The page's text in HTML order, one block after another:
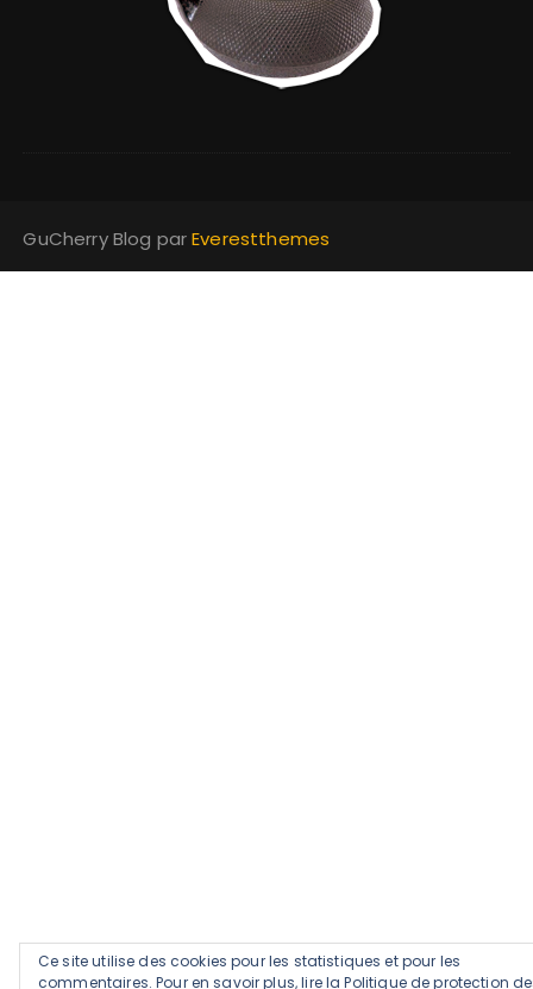
GuCherry Blog parEverestthemes
Ce site utilise des cookies pour les statistiques et pour les
commentaires. Pour en savoir plus, lire laPolitique de protection